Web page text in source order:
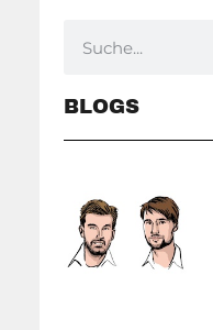
BLOGS